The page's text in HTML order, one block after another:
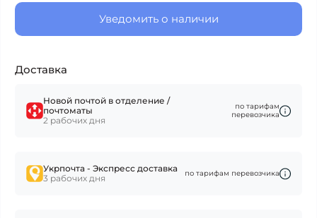
Уведомить о наличии
Доставка
Новой почтой в отделение /
почтоматы
2 рабочих дня
по тарифам
перевозчика
Укрпочта - Экспресс доставка
3 рабочих дня
по тарифам перевозчика